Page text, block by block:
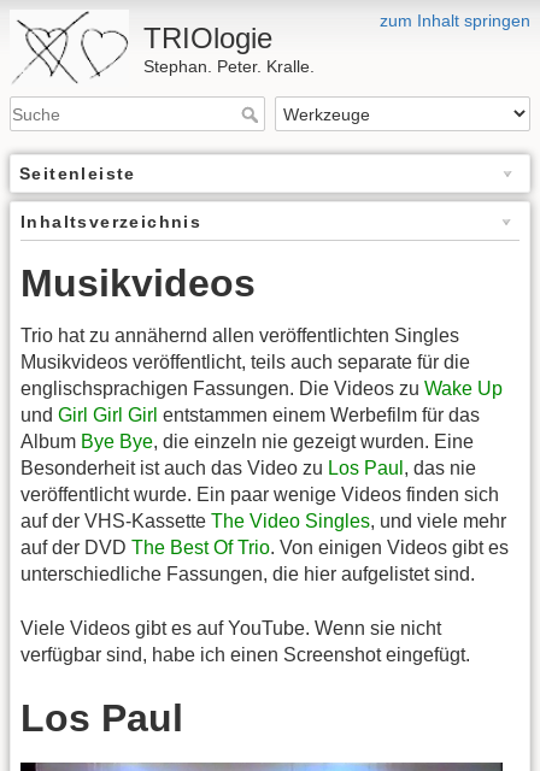
zum Inhalt springen
TRIOlogie
Stephan. Peter. Kralle.
Seitenleiste
Inhaltsverzeichnis
Musikvideos
Trio hat zu annähernd allen veröffentlichten Singles
Musikvideos veröffentlicht, teils auch separate für die
englischsprachigen Fassungen. Die Videos zu Wake Up
und Girl Girl Girl entstammen einem Werbefilm für das
Album Bye Bye, die einzeln nie gezeigt wurden. Eine
Besonderheit ist auch das Video zu Los Paul , das nie
veröffentlicht wurde. Ein paar wenige Videos finden sich
auf der VHS-Kassette The Video Singles, und viele mehr
auf der DVD The Best Of Trio. Von einigen Videos gibt es
unterschiedliche Fassungen, die hier aufgelistet sind.
Viele Videos gibt es auf YouTube. Wenn sie nicht
verfügbar sind, habe ich einen Screenshot eingefügt.
Los Paul